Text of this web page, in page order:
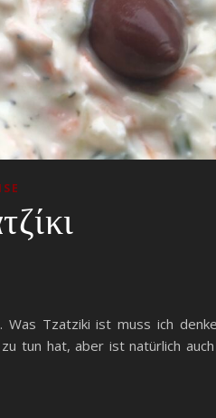
Tzatziki ist muss ich
tun hat, aber ist natürlich